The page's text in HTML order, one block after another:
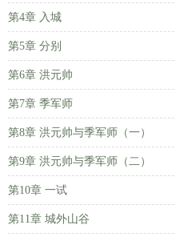
第4章 入城
第5章 分别
第6章 洪元帅
第7章 季军师
第8章 洪元帅与季军师（一）
第9章 洪元帅与季军师（二）
第10章 一试
第11章 城外山谷